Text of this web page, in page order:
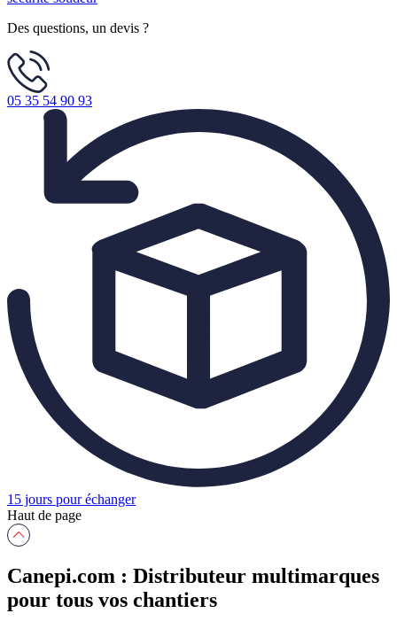
Des questions, un devis ?
05 35 54 90 93
15 jours pour échanger
Haut de page
Canepi.com : Distributeur multimarques
pour tous vos chantiers